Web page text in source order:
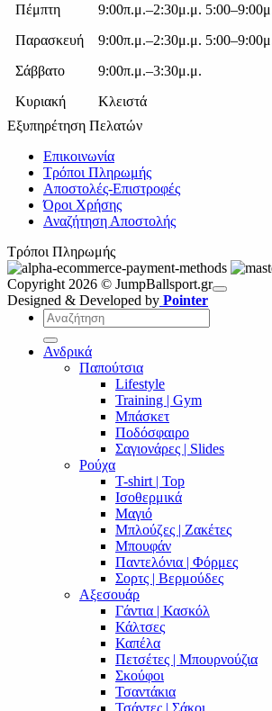
Πέμπτη
9:00π.μ.–2:30μ.μ.
Παρασκευή
9:00π.μ.–2:30μ.μ.
Σάββατο
9:00π.μ.–3:30μ.μ.
Κυριακή
Κλειστά
Εξυπηρέτηση Πελατών
Επικοινωνία
Τρόποι Πληρωμής
Αποστολές-Επιστροφές
Όροι Χρήσης
Αναζήτηση Αποστολής
Τρόποι Πληρωμής
Copyright 2026 © JumpBallsport.gr
Designed & Developed by Pointer
Αναζήτηση
για:
Ανδρικά
Παπούτσια
Lifestyle
Training | Gym
Μπάσκετ
Ποδόσφαιρο
Σαγιονάρες | Slides
Ρούχα
T-shirt | Top
Ισοθερμικά
Μαγιό
Μπλούζες | Ζακέτες
Μπουφάν
Παντελόνια | Φόρμες
Σορτς | Βερμούδες
Αξεσουάρ
Γάντια | Κασκόλ
Κάλτσες
Καπέλα
Πετσέτες | Μπουρνούζια
Σκούφοι
Τσαντάκια
Τσάντες | Σάκοι